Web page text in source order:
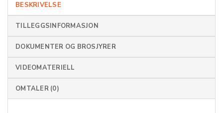
BESKRIVELSE
TILLEGGSINFORMASJON
DOKUMENTER OG BROSJYRER
VIDEOMATERIELL
OMTALER (0)